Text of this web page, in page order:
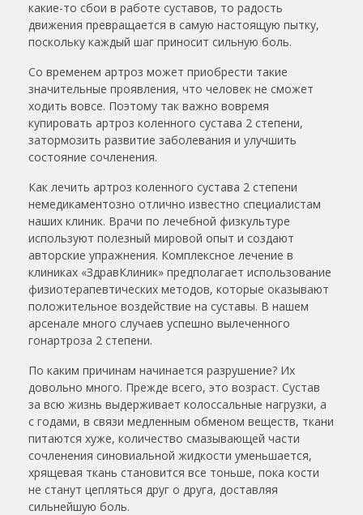
какие-то сбои в работе суставов, то радость
движения превращается в самую настоящую пытку,
поскольку каждый шаг приносит сильную боль.
Со временем артроз может приобрести такие
значительные проявления, что человек не сможет
ходить вовсе. Поэтому так важно вовремя
купировать артроз коленного сустава 2 степени,
затормозить развитие заболевания и улучшить
состояние сочленения.
Как лечить артроз коленного сустава 2 степени
немедикаментозно отлично известно специалистам
наших клиник. Врачи по лечебной физкультуре
используют полезный мировой опыт и создают
авторские упражнения. Комплексное лечение в
клиниках «ЗдравКлиник» предполагает использование
физиотерапевтических методов, которые оказывают
положительное воздействие на суставы. В нашем
арсенале много случаев успешно вылеченного
гонартроза 2 степени.
По каким причинам начинается разрушение? Их
довольно много. Прежде всего, это возраст. Сустав
за всю жизнь выдерживает колоссальные нагрузки, а
с годами, в связи медленным обменом веществ, ткани
питаются хуже, количество смазывающей части
сочленения синовиальной жидкости уменьшается,
хрящевая ткань становится все тоньше, пока кости
не станут цепляться друг о друга, доставляя
сильнейшую боль.